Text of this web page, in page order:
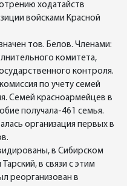
ходатайств
войсками Красной
тов. Белов. Членами:
комитета,
контроля.
по учету семей
Семей красноармейцев в
получала-461 семья.
организация первых в
в Сибирском
в связи с этим
реорганизован в